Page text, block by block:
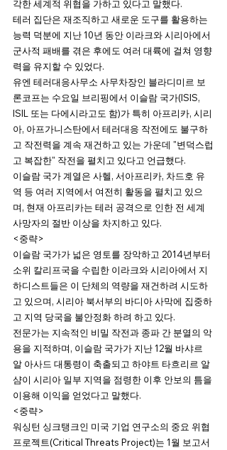
각한 세계적 위협을 가하고 있다고 말했다.
테러 집단은 재조직하고 새로운 도구를 활용하는
능력 덕분에 지난 10년 동안 이라크와 시리아에서
군사적 패배를 겪은 후에도 여러 대륙에 걸쳐 영향
력을 유지할 수 있었다.
유엔 테러대응사무소 사무차장인 블라디미르 보
론코프는 수요일 브리핑에서 이슬람 국가(ISIS,
ISIL 또는 다에시라고도 함)가 특히 아프리카, 시리
아, 아프가니스탄에서 테러대응 작전에도 불구하
고 작전력을 계속 재건하고 있는 가운데 "변덕스럽
고 복잡한" 작전을 펼치고 있다고 언급했다.
이슬람 국가 계열은 사헬, 서아프리카, 차드호 유
역 등 여러 지역에서 여전히 활동을 펼치고 있으
며, 현재 아프리카는 테러 공격으로 인한 전 세계
사망자의 절반 이상을 차지하고 있다.
<중략>
이슬람 국가가 넓은 영토를 장악하고 2014년부터
소위 칼리프국을 수립한 이라크와 시리아에서 지
하디스트들은 이 단체의 역량을 재건하려 시도하
고 있으며, 시리아 북서부의 바디아 사막에 집중하
고 지역 당국을 불안정화 하려 하고 있다.
전문가는 지속적인 비밀 작전과 종파 간 분열의 악
용을 지적하며, 이슬람 국가가 지난 12월 바샤르
알 아사드 대통령이 축출되고 하야트 타흐리르 알
샴이 시리아 일부 지역을 점령한 이후 안보의 틈을
이용해 이익을 얻었다고 말했다.
<중략>
워싱턴 싱크탱크인 미국 기업 연구소의 중요 위협
프로젝트(Critical Threats Project)는 1월 보고서